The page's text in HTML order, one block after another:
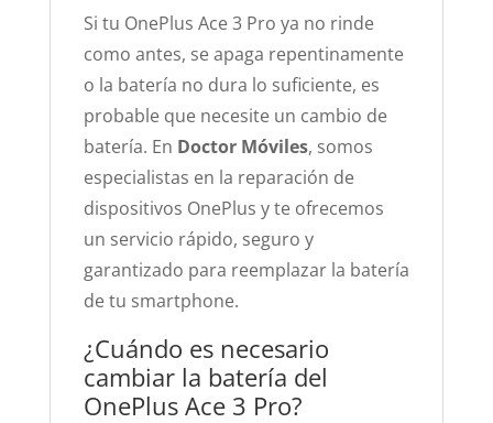
Si tu OnePlus Ace 3 Pro ya no rinde
como antes, se apaga repentinamente
o la batería no dura lo suficiente, es
probable que necesite un cambio de
batería. En Doctor Móviles, somos
especialistas en la reparación de
dispositivos OnePlus y te ofrecemos
un servicio rápido, seguro y
garantizado para reemplazar la batería
de tu smartphone.
¿Cuándo es necesario
cambiar la batería del
OnePlus Ace 3 Pro?